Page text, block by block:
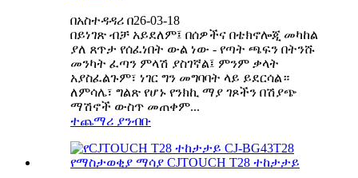
በአስተዳዳሪ በ26-03-18
በይነገጽ ብቻ አይደለም፤ በሰዎችና በቴክኖሎጂ መካከል
ያለ ጸጥታ የሰፈነበት ውል ነው - የጣት ጫፍን በትንሹ
መንካት ፈጣን ምላሽ ያስገኛል፤ ምንም ቃላት
አያስፈልጉም፣ ነገር ግን መግባባት ላይ ይደርሳል።
ለምሳሌ፣ ግልጽ የሆኑ የንክኪ ማያ ገጾችን በሽያጭ
ማሽኖች ውስጥ መጠቀም...
ተጨማሪ ያንብቡ